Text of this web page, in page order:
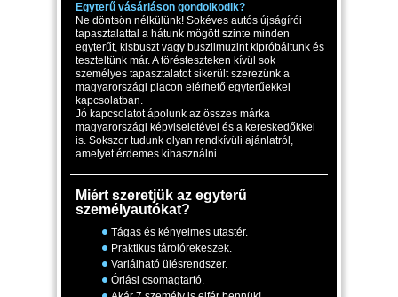
Egyterű vásárláson gondolkodik?
Ne döntsön nélkülünk! Sokéves autós újságírói
tapasztalattal a hátunk mögött szinte minden
egyterűt, kisbuszt vagy buszlimuzint kipróbáltunk és
teszteltünk már. A törésteszteken kívül sok
személyes tapasztalatot sikerült szerezünk a
magyarországi piacon elérhető egyterűekkel
kapcsolatban.
Jó kapcsolatot ápolunk az összes márka
magyarországi képviseletével és a kereskedőkkel
is. Sokszor tudunk olyan rendkívüli ajánlatról,
amelyet érdemes kihasználni.
Miért szeretjük az egyterű
személyautókat?
Tágas és kényelmes utastér.
Praktikus tárolórekeszek.
Variálható ülésrendszer.
Óriási csomagtartó.